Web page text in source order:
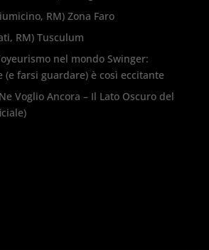
RM) Zona Faro
RM) Tusculum
nel mondo Swinger:
(e farsi guardare) è così eccitante
Ne Voglio Ancora – Il Lato Oscuro del